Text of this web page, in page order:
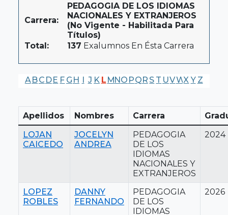
Carrera:
PEDAGOGIA DE LOS IDIOMAS
NACIONALES Y EXTRANJEROS
(No Vigente - Habilitada Para
Títulos)
Total:
137 Exalumnos En Ésta Carrera
A BC DE F G H I J K L MNO PQR S T UVWX Y Z
Apellidos Nombres Carrera
LOJAN
CAICEDO
JOCELYN
ANDREA
PEDAGOGIA
DE LOS
IDIOMAS
NACIONALES Y
EXTRANJEROS
2024
LOPEZ
ROBLES
DANNY
FERNANDO
PEDAGOGIA
DE LOS
IDIOMAS
2026